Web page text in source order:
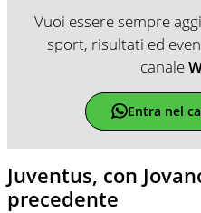
Vuoi essere sempre
sport, risultati ed
canale
Entra nel
Juventus, con
precedente